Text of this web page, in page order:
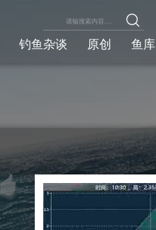
钓鱼杂谈 原创 鱼库